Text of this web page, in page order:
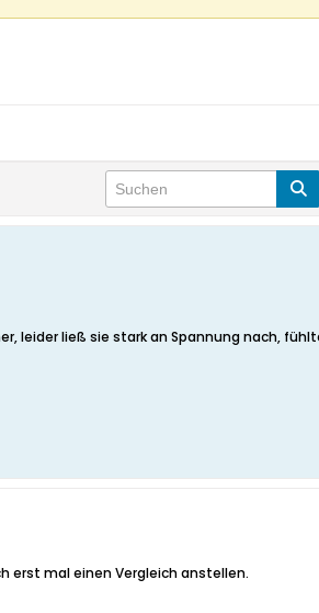
leider ließ sie stark an Spannung nach,
erst mal einen Vergleich anstellen.